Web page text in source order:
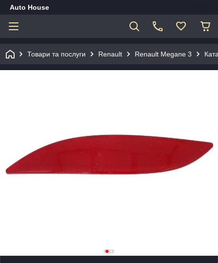
Auto House
Товари та послуги Renault Renault Megane 3